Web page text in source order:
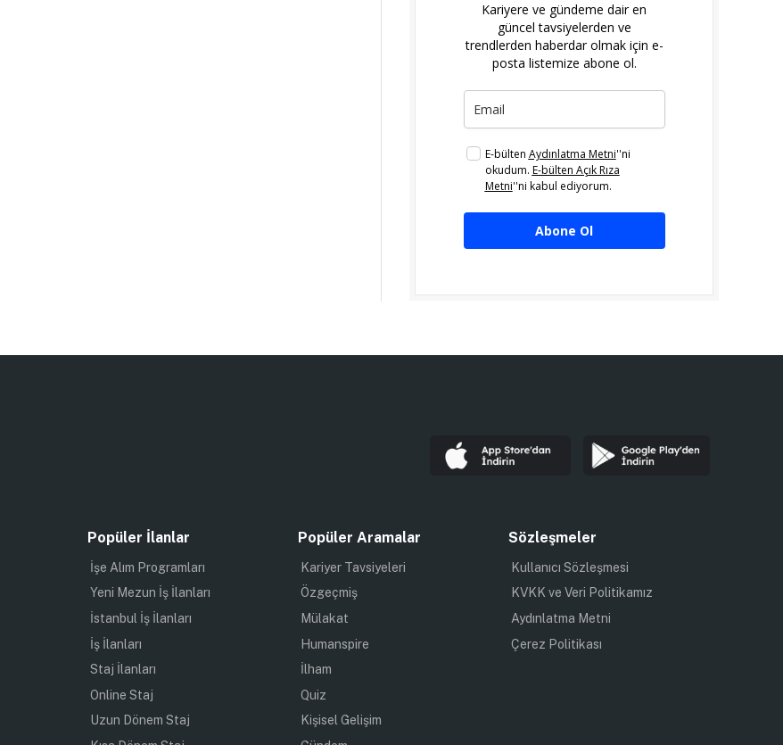
Kariyere ve gündeme dair en
güncel tavsiyelerden ve
trendlerden haberdar olmak için e-
posta listemize abone ol.
E-bülten Aydınlatma Metni''ni
okudum. E-bülten Açık Rıza
Metni''ni kabul ediyorum.
Abone Ol
Popüler İlanlar
İşe Alım Programları
Yeni Mezun İş İlanları
İstanbul İş İlanları
İş İlanları
Staj İlanları
Online Staj
Uzun Dönem Staj
Popüler Aramalar
Kariyer Tavsiyeleri
Özgeçmiş
Mülakat
Humanspire
İlham
Quiz
Kişisel Gelişim
Sözleşmeler
Kullanıcı Sözleşmesi
KVKK ve Veri Politikamız
Aydınlatma Metni
Çerez Politikası